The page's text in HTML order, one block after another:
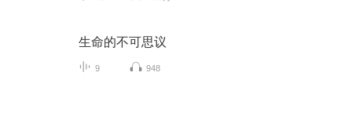
生命的不可思议
9 948